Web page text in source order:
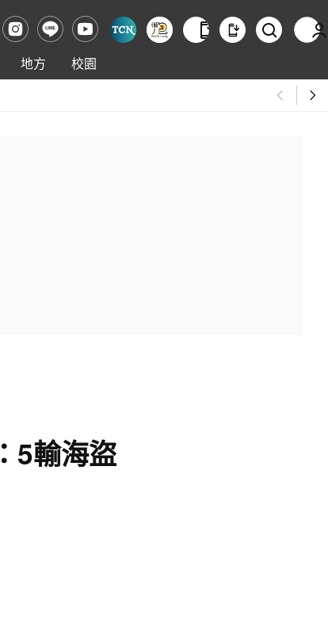
地方
校園
5輸海盜